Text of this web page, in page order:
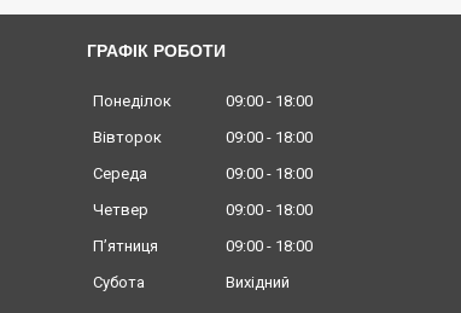
ГРАФІК РОБОТИ
Понеділок 09:00
18:00
Вівторок
09:00
18:00
Середа
09:00
18:00
Четвер
09:00
18:00
Пʼятниця
09:00
18:00
Субота
Вихідний